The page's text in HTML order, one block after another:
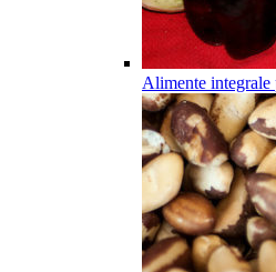
Alimente integrale